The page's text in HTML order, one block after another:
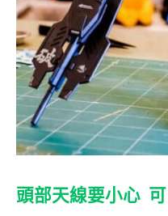
頭部天線要小心